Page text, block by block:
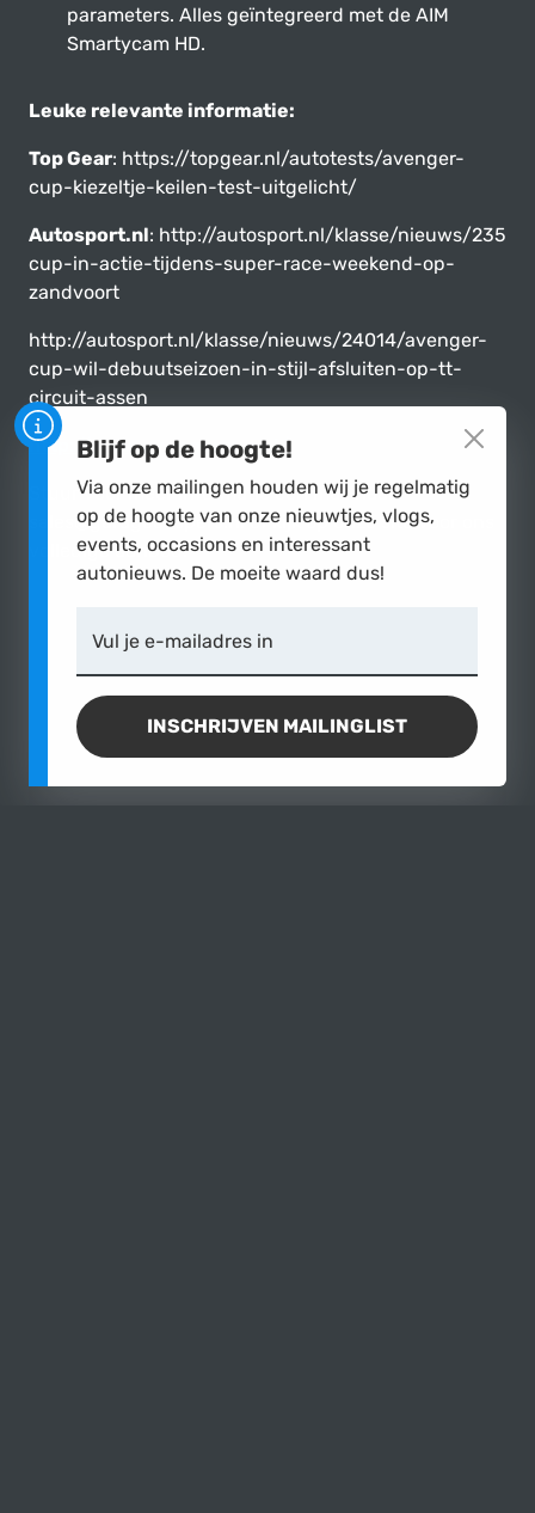
parameters. Alles geïntegreerd met de AIM
Smartycam HD.
Leuke relevante informatie:
Top Gear: https://topgear.nl/autotests/avenger-
cup-kiezeltje-keilen-test-uitgelicht/
Autosport.nl: http://autosport.nl/klasse/nieuws/
cup-in-actie-tijdens-super-race-weekend-op-
zandvoort
http://autosport.nl/klasse/nieuws/24014/avenger-
cup-wil-debuutseizoen-in-stijl-afsluiten-op-tt-
circuit-assen
http://www.avengercup.nl/
Stuur voor meer informatie een mail naar
sales@garagecaspers.nl of kijk op onze site voor ons
volledige aanbod.
Blijf op de hoogte!
Via onze mailingen houden wij je regelmatig
op de hoogte van onze nieuwtjes, vlogs,
events, occasions en interessant
autonieuws. De moeite waard dus!
Vul je e-mailadres in
INSCHRIJVEN MAILINGLIST